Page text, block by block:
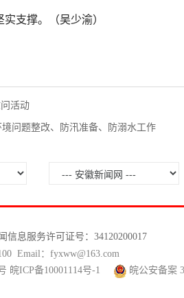
支撑。（吴少渝）
活动
问题整改、防汛准备、防溺水工作
信息服务许可证号：34120200017
Email：fyxww@163.com
皖ICP备10001114号-1 皖公安备案